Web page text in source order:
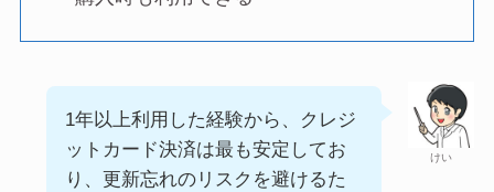
けい
1年以上利用した経験から、クレジ
ットカード決済は最も安定してお
り、更新忘れのリスクを避けるた